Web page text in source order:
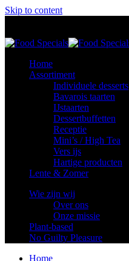
Skip to content
Home
Assortiment
Individuele desserts
Bavarois taarten
IJstaarten
Dessertbuffetten
Receptie
Mini’s / High Tea
Vers ijs
Hartige producten
Lente & Zomer
Wie zijn wij
Over ons
Onze missie
Plant-based
No Guilty Pleasure
Home